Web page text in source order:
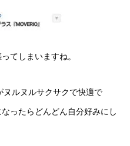
てしまいますね。
ルヌルサクサクで快適で
ったらどんどん自分好みにし